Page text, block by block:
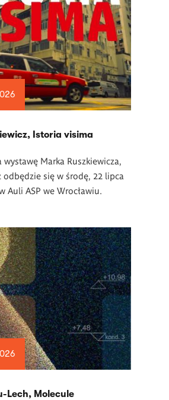
Istoria visima
wystawę Marka Ruszkiewicza,
odbędzie się w środę, 22 lipca
Auli ASP we Wrocławiu.
Lech, Molecule